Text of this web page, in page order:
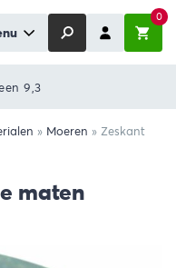
0
» Moeren » Zeskant
maten